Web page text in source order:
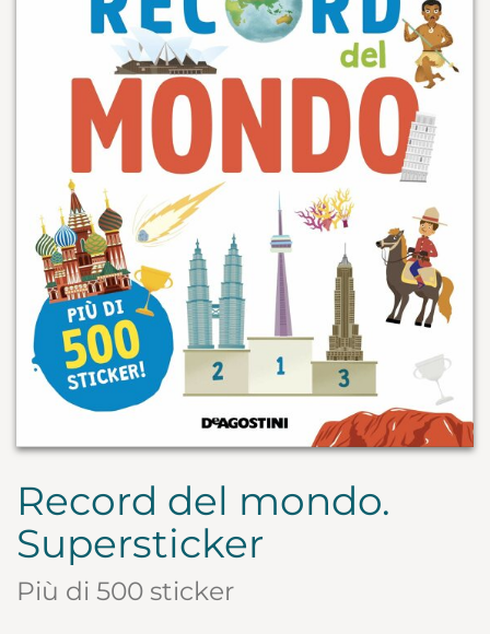
Record del mondo.
Supersticker
Più di 500 sticker